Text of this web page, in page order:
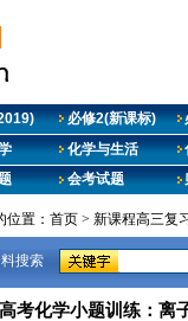
必修2(新课标)
化学与生活
会考试题
位置： 首页 > 新课程高三复
搜索
考化学小题训练：离